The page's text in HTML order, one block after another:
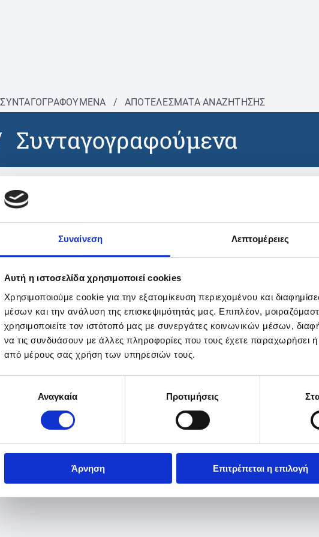
Συναίνεση Λεπτομέρειες
Αυτή η ιστοσελίδα χρησιμοποιεί cookies
Χρησιμοποιούμε cookie για την εξατομίκευση περιεχομένου και
μέσων και την ανάλυση της επισκεψιμότητάς μας. Επιπλέον,
χρησιμοποιείτε τον ιστότοπό μας με συνεργάτες κοινωνικών μέσων,
να τις συνδυάσουν με άλλες πληροφορίες που τους έχετε παραχωρήσει ή
από μέρους σας χρήση των υπηρεσιών τους.
Αναγκαία Προτιμήσεις
Άρνηση Επιτρέπεται η επιλογή
ΣΥΝΤΑΓΟΓΡΑΦΟΎΜΕΝΑ / ΑΠΟΤΕΛΕΣΜΑΤΑ ΑΝΑΖΗΤΗΣΗΣ
Συνταγογραφούμενα
Δεν βρέθηκαν